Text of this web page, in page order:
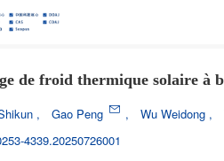
de froid thermique solaire à
, Gao Peng , Wu Weidong ,
4339.20250726001